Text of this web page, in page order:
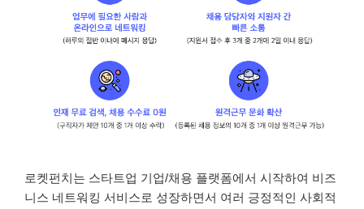
로켓펀치는 스타트업 기업/채용 플랫폼에서 시작하여 비즈
니스 네트워킹 서비스로 성장하면서 여러 긍정적인 사회적